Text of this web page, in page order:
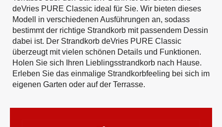
deVries PURE Classic ideal für Sie. Wir bieten dieses
Modell in verschiedenen Ausführungen an, sodass
bestimmt der richtige Strandkorb mit passendem Dessin
dabei ist. Der Strandkorb deVries PURE Classic
überzeugt mit vielen schönen Details und Funktionen.
Holen Sie sich Ihren Lieblingsstrandkorb nach Hause.
Erleben Sie das einmalige Strandkorbfeeling bei sich im
eigenen Garten oder auf der Terrasse.